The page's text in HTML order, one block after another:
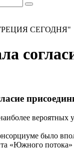
СЕГОДНЯ"
вероятных
было
«Южного